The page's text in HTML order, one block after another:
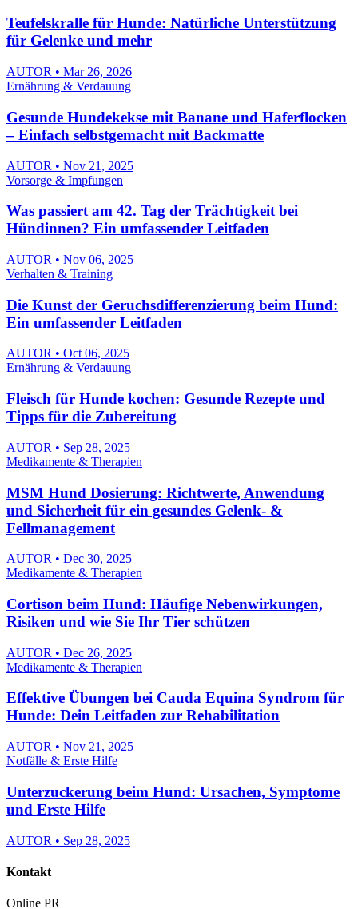
Teufelskralle für Hunde: Natürliche Unterstützung
für Gelenke und mehr
AUTOR • Mar 26, 2026
Ernährung & Verdauung
Gesunde Hundekekse mit Banane und Haferflocken
– Einfach selbstgemacht mit Backmatte
AUTOR • Nov 21, 2025
Vorsorge & Impfungen
Was passiert am 42. Tag der Trächtigkeit bei
Hündinnen? Ein umfassender Leitfaden
AUTOR • Nov 06, 2025
Verhalten & Training
Die Kunst der Geruchsdifferenzierung beim Hund:
Ein umfassender Leitfaden
AUTOR • Oct 06, 2025
Ernährung & Verdauung
Fleisch für Hunde kochen: Gesunde Rezepte und
Tipps für die Zubereitung
AUTOR • Sep 28, 2025
Medikamente & Therapien
MSM Hund Dosierung: Richtwerte, Anwendung
und Sicherheit für ein gesundes Gelenk- &
Fellmanagement
AUTOR • Dec 30, 2025
Medikamente & Therapien
Cortison beim Hund: Häufige Nebenwirkungen,
Risiken und wie Sie Ihr Tier schützen
AUTOR • Dec 26, 2025
Medikamente & Therapien
Effektive Übungen bei Cauda Equina Syndrom für
Hunde: Dein Leitfaden zur Rehabilitation
AUTOR • Nov 21, 2025
Notfälle & Erste Hilfe
Unterzuckerung beim Hund: Ursachen, Symptome
und Erste Hilfe
AUTOR • Sep 28, 2025
Kontakt
Online PR